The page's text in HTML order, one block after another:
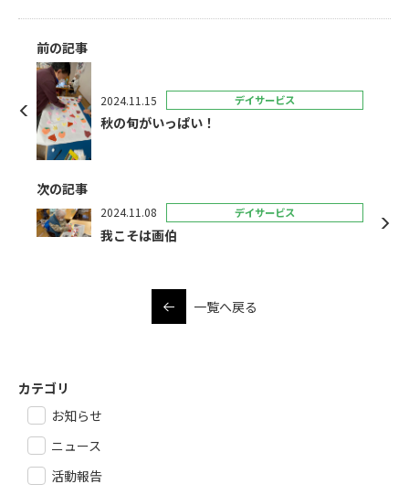
前の記事
2024.11.15 デイサービス
秋の旬がいっぱい！
次の記事
2024.11.08 デイサービス
我こそは画伯
一覧へ戻る
カテゴリ
お知らせ
ニュース
活動報告